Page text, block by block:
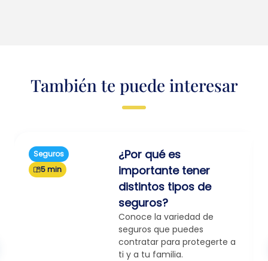
También te puede interesar
Seguros
5 min
¿Por qué es
importante tener
distintos tipos de
seguros?
Conoce la variedad de
seguros que puedes
contratar para protegerte a
ti y a tu familia.